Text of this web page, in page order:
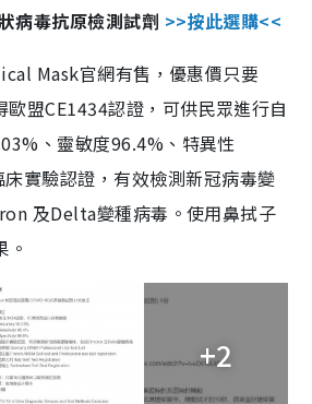
病毒抗原檢測試劑 >>按此選購<<
Mask官網有售，優惠價只要
盟CE1434認證，可供民眾進行自
、靈敏度96.4%、特異性
實驗認證，有效檢測新冠病毒變
及Delta變種病毒。使用鼻拭子
+2